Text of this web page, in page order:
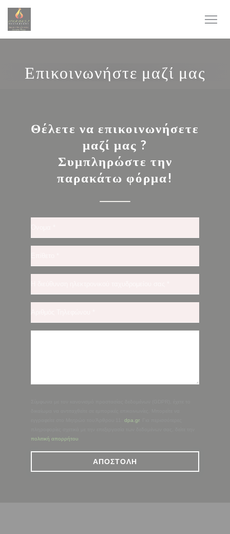
Επικοινωνήστε μαζί μας
Θέλετε να επικοινωνήσετε
μαζί μας ?
Συμπληρώστε την
παρακάτω φόρμα!
dpa.gr. Για περισσότερες
πολιτική απορρήτου